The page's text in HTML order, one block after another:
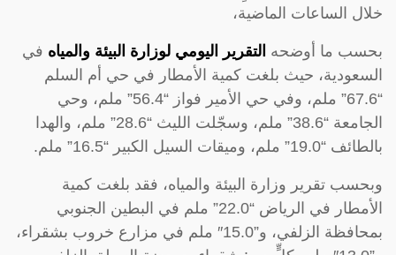
خلال الساعات الماضية،
بحسب ما أوضحه التقرير اليومي لوزارة البيئة والمياه في
السعودية، حيث بلغت كمية الأمطار في حي أم السلم
“67.6” ملم، وفي حي الأمير فواز “56.4” ملم، وحي
الجامعة “38.6” ملم، وسجّلت الليث “28.6” ملم، والهدا
بالطائف “19.0” ملم، وميقات السيل الكبير “16.5” ملم.
وبحسب تقرير وزارة البيئة والمياه، فقد بلغت كمية
الأمطار في الرياض “22.0” ملم في البطين الجنوبي
بمحافظة الزلفي، و”15.0″ ملم في مزارع خروب بشقراء،